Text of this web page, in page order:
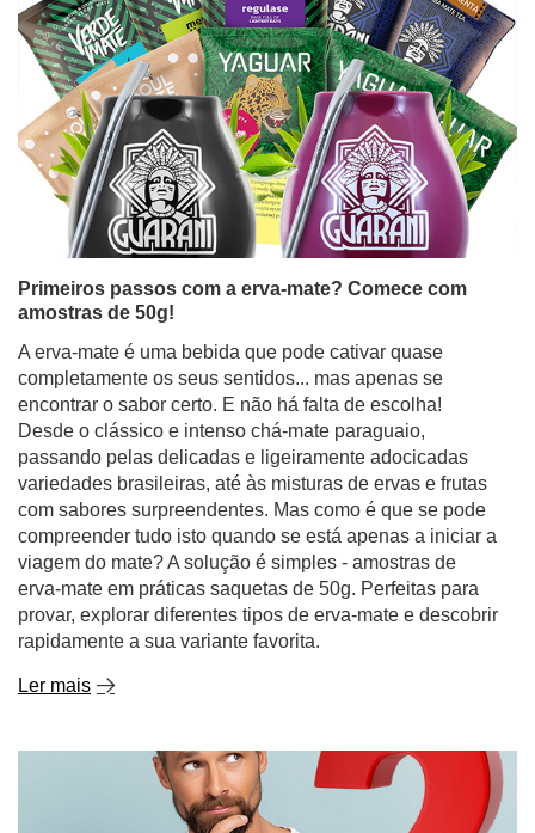
Primeiros passos com a erva-mate? Comece com
amostras de 50g!
A erva-mate é uma bebida que pode cativar quase
completamente os seus sentidos... mas apenas se
encontrar o sabor certo. E não há falta de escolha!
Desde o clássico e intenso chá-mate paraguaio,
passando pelas delicadas e ligeiramente adocicadas
variedades brasileiras, até às misturas de ervas e frutas
com sabores surpreendentes. Mas como é que se pode
compreender tudo isto quando se está apenas a iniciar a
viagem do mate? A solução é simples - amostras de
erva-mate em práticas saquetas de 50g. Perfeitas para
provar, explorar diferentes tipos de erva-mate e descobrir
rapidamente a sua variante favorita.
Ler mais